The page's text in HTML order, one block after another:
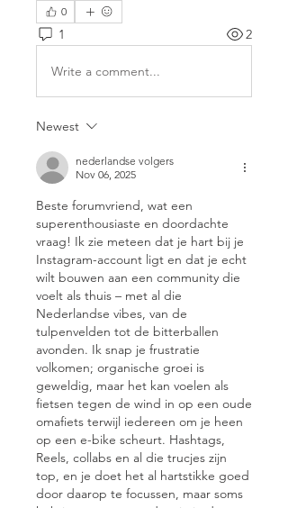
0
1 2
Write a comment...
Newest
nederlandse volgers
Nov 06, 2025
Beste forumvriend, wat een
superenthousiaste en doordachte
vraag! Ik zie meteen dat je hart bij je
Instagram-account ligt en dat je echt
wilt bouwen aan een community die
voelt als thuis – met al die
Nederlandse vibes, van de
tulpenvelden tot de bitterballen
avonden. Ik snap je frustratie
volkomen; organische groei is
geweldig, maar het kan voelen als
fietsen tegen de wind in op een oude
omafiets terwijl iedereen om je heen
op een e-bike scheurt. Hashtags,
Reels, collabs en al die trucjes zijn
top, en je doet het al hartstikke goed
door daarop te focussen, maar soms